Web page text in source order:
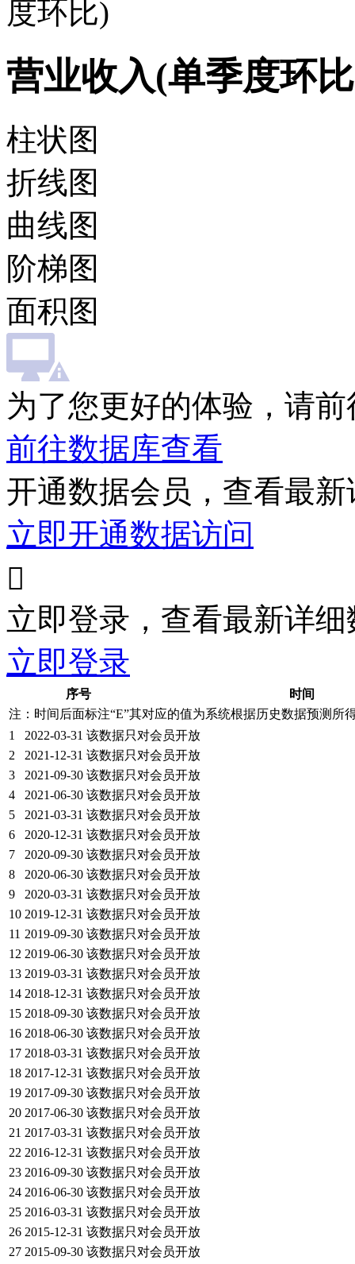
度环比)
营业收入(单季度环
柱状图
折线图
曲线图
阶梯图
面积图
为了您更好的体验，请
前往数据库查看
开通数据会员，查看最
立即开通数据访问

立即登录，查看最新详细
立即登录
序号
时间
注：时间后面标注“E”其对应的值为系统根据历史数据预测所
1
2022-03-31 该数据只对会员开放
2
2021-12-31 该数据只对会员开放
3
2021-09-30 该数据只对会员开放
4
2021-06-30 该数据只对会员开放
5
2021-03-31 该数据只对会员开放
6
2020-12-31 该数据只对会员开放
7
2020-09-30 该数据只对会员开放
8
2020-06-30 该数据只对会员开放
9
2020-03-31 该数据只对会员开放
10 2019-12-31 该数据只对会员开放
11 2019-09-30 该数据只对会员开放
12 2019-06-30 该数据只对会员开放
13 2019-03-31 该数据只对会员开放
14 2018-12-31 该数据只对会员开放
15 2018-09-30 该数据只对会员开放
16 2018-06-30 该数据只对会员开放
17 2018-03-31 该数据只对会员开放
18 2017-12-31 该数据只对会员开放
19 2017-09-30 该数据只对会员开放
20 2017-06-30 该数据只对会员开放
21 2017-03-31 该数据只对会员开放
22 2016-12-31 该数据只对会员开放
23 2016-09-30 该数据只对会员开放
24 2016-06-30 该数据只对会员开放
25 2016-03-31 该数据只对会员开放
26 2015-12-31 该数据只对会员开放
27 2015-09-30 该数据只对会员开放